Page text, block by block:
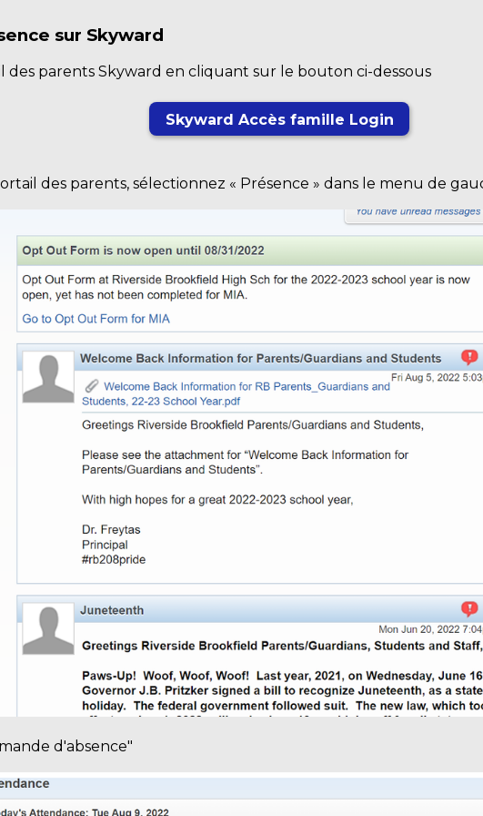
sur Skyward
des parents Skyward en cliquant sur le bouton ci-dessous
Skyward Accès famille Login
des parents, sélectionnez « Présence » dans le menu de
d'absence"